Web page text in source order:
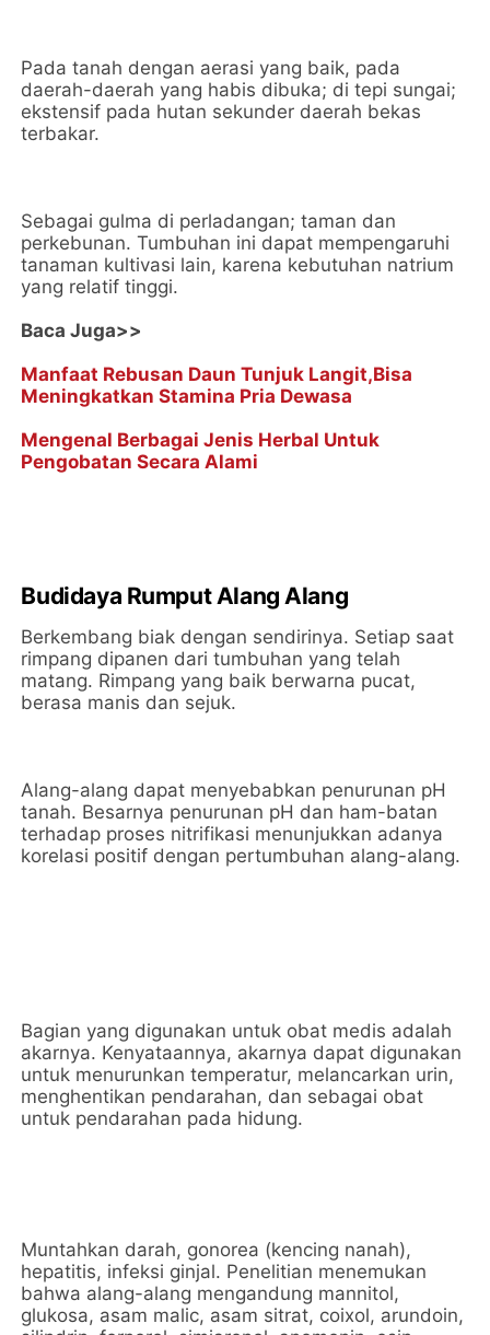
Pada tanah dengan aerasi yang baik, pada
daerah-daerah yang habis dibuka; di tepi sungai;
ekstensif pada hutan sekunder daerah bekas
terbakar.
Sebagai gulma di perladangan; taman dan
perkebunan. Tumbuhan ini dapat mempengaruhi
tanaman kultivasi lain, karena kebutuhan natrium
yang relatif tinggi.
Baca Juga>>
Manfaat Rebusan Daun Tunjuk Langit,Bisa
Meningkatkan Stamina Pria Dewasa
Mengenal Berbagai Jenis Herbal Untuk
Pengobatan Secara Alami
Budidaya Rumput Alang Alang
Berkembang biak dengan sendirinya. Setiap saat
rimpang dipanen dari tumbuhan yang telah
matang. Rimpang yang baik berwarna pucat,
berasa manis dan sejuk.
Alang-alang dapat menyebabkan penurunan pH
tanah. Besarnya penurunan pH dan ham-batan
terhadap proses nitrifikasi menunjukkan adanya
korelasi positif dengan pertumbuhan alang-alang.
Bagian yang digunakan untuk obat medis adalah
akarnya. Kenyataannya, akarnya dapat digunakan
untuk menurunkan temperatur, melancarkan urin,
menghentikan pendarahan, dan sebagai obat
untuk pendarahan pada hidung.
Muntahkan darah, gonorea (kencing nanah),
hepatitis, infeksi ginjal. Penelitian menemukan
bahwa alang-alang mengandung mannitol,
glukosa, asam malic, asam sitrat, coixol, arundoin,